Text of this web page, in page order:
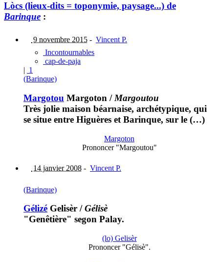
Lòcs (lieux-dits = toponymie, paysage...) de
Barinque :
9 novembre 2015 - Vincent P.
Incontournables
cap-de-paja
| 1
(Barinque)
Margotou Margoton / Margoutou
Très jolie maison béarnaise, archétypique, qui
se situe entre Higuères et Barinque, sur le (…)
Margoton
Prononcer "Margoutou"
14 janvier 2008 - Vincent P.
(Barinque)
Gélizé Gelisèr /Gélisè
"Genêtière" segon Palay.
(lo) Gelisèr
Prononcer "Gélisè".